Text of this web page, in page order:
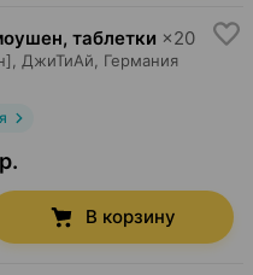
таблетки ×20
ДжиТиАй , Германия
В корзину